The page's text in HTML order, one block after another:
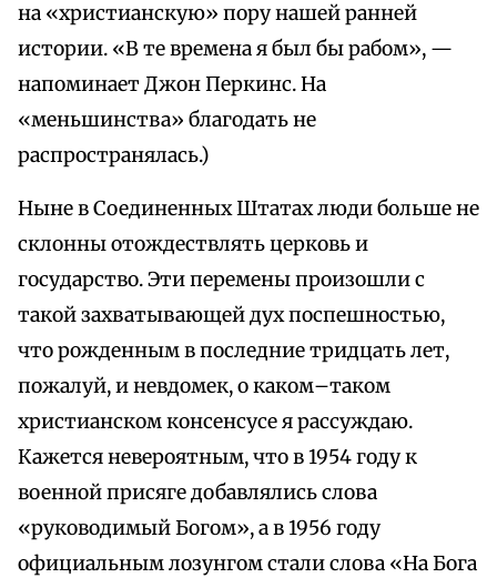
на «христианскую» пору нашей ранней
истории. «В те времена я был бы рабом», —
напоминает Джон Перкинс. На
«меньшинства» благодать не
распространялась.)
Ныне в Соединенных Штатах люди больше не
склонны отождествлять церковь и
государство. Эти перемены произошли с
такой захватывающей дух поспешностью,
что рожденным в последние тридцать лет,
пожалуй, и невдомек, о каком–таком
христианском консенсусе я рассуждаю.
Кажется невероятным, что в 1954 году к
военной присяге добавлялись слова
«руководимый Богом», а в 1956 году
официальным лозунгом стали слова «На Бога